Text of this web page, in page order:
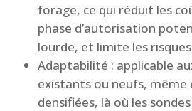
forage, ce qui réduit les
phase d’autorisation
lourde, et limite les
Adaptabilité : applicable
existants ou neufs, même
densifiées, là où les